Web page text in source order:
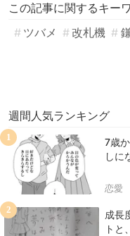
この記事に関するキー
ツバメ
改札機
週間人気ランキング
7歳
しに
恋愛
1
成長
トと
2